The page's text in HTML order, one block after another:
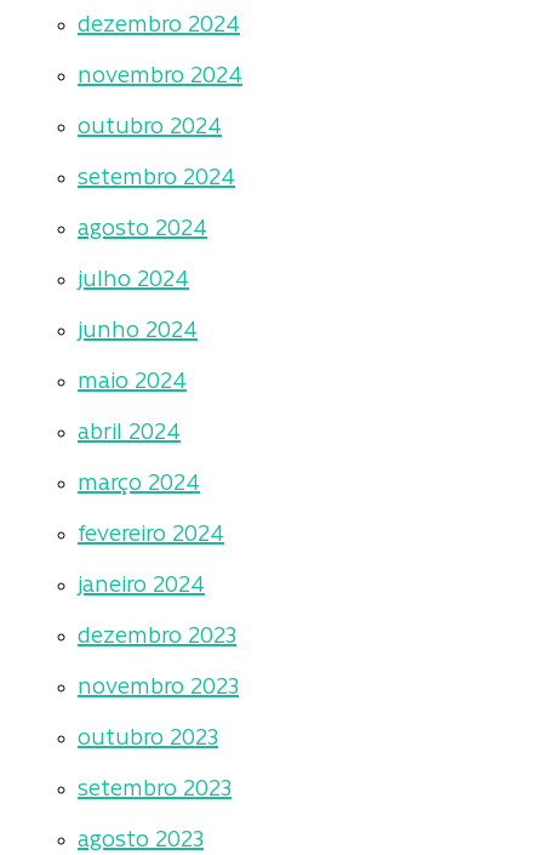
dezembro 2024
novembro 2024
outubro 2024
setembro 2024
agosto 2024
julho 2024
junho 2024
maio 2024
abril 2024
março 2024
fevereiro 2024
janeiro 2024
dezembro 2023
novembro 2023
outubro 2023
setembro 2023
agosto 2023